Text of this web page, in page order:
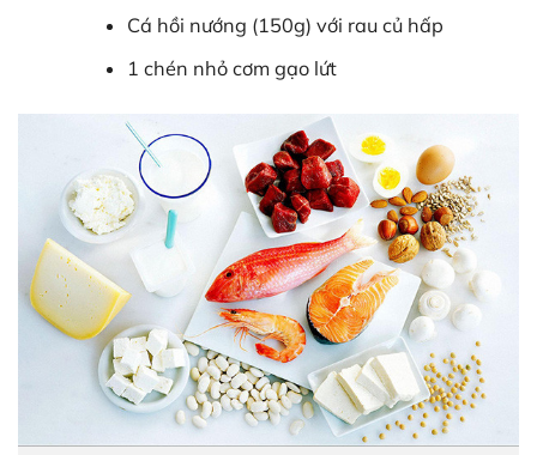
Cá hồi nướng (150g) với rau củ hấp
1 chén nhỏ cơm gạo lứt